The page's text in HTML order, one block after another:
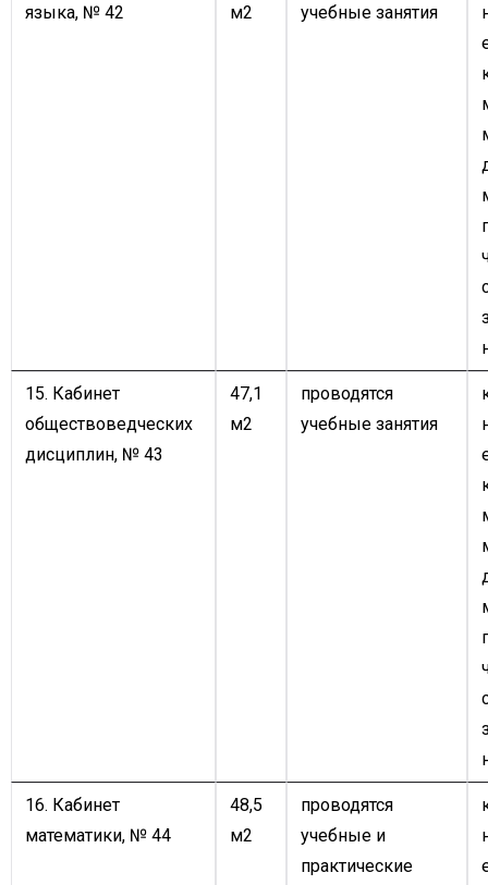
языка, № 42
м2
учебные занятия
15. Кабинет
обществоведческих
дисциплин, № 43
47,1
м2
проводятся
учебные занятия
16. Кабинет
математики, № 44
48,5
м2
проводятся
учебные и
практические